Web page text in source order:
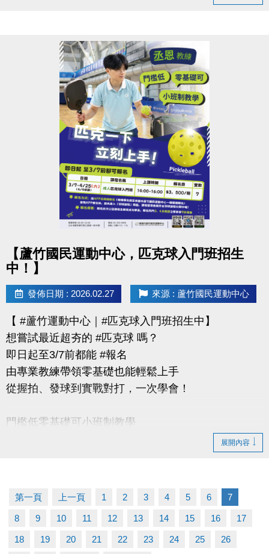
【課程資訊】
◆3/2-3/30（一）肌力班 $1,800
◆4/2-4/30（四）有氧班 $1,600
◆上課地點｜蘆竹運動中心
◆名額有限｜額滿為止
-洽詢專線：03-2639066 #111、112
-官網 :
https://www.lzsports.com.tw/zh_TW/news/pageID/1/
-FB : 桃園市蘆竹國民運動中心
-IG : @luzhusports
【蘆竹國民運動中心，匹克球入門班招生
中！】
發佈日期 : 2026.02.27 來源 : 蘆竹國民運動中心
【 #蘆竹運動中心｜#匹克球入門班招生中】
想嘗試最近超夯的 #匹克球 嗎？
即日起至3/7前都能 #報名
由專業教練帶領零基礎也能輕鬆上手
從握拍、發球到實戰對打，一次學會！
門檻低零基礎可小班制教學
◆課程費用｜$3,500／期（一期7堂）
◆上課地點｜蘆竹運動中心
◆名額有限｜額滿為止
展開內容
第一頁 上一頁 1 2 3 4 5 6 7
8 9 10 11 12 13 14 15 16 17
18 19 20 21 22 23 24 25 26